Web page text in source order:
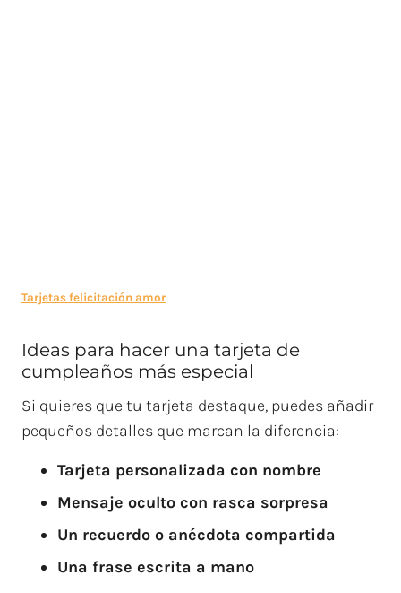
Tarjetas felicitación amor
Ideas para hacer una tarjeta de
cumpleaños más especial
Si quieres que tu tarjeta destaque, puedes añadir
pequeños detalles que marcan la diferencia:
Tarjeta personalizada con nombre
Mensaje oculto con rasca sorpresa
Un recuerdo o anécdota compartida
Una frase escrita a mano